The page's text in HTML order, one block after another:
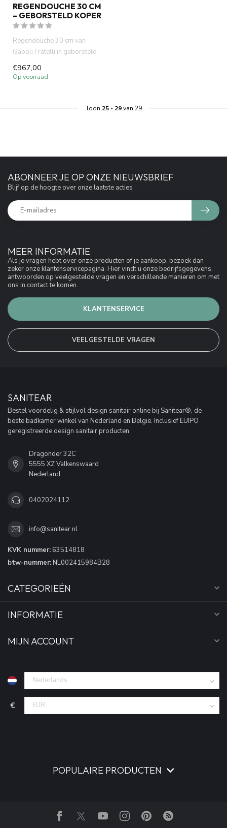
REGENDOUCHE 30 CM
– GEBORSTELD KOPER
Regendouche 30 cm van
Gaboli Fratelli in geborsteld
koper. Volledig RVS 316 met ...
€967,00
Op voorraad
Toon 25- 29van 29
MEER INFORMATIE
Als je vragen hebt over onze producten of je aankoop, bezoek dan
zeker onze klantenservicepagina. Hier vindt u onze bedrijfsgegevens,
antwoorden op veelgestelde vragen en verschillende manieren om met
ons in contact te komen.
KLANTENSERVICE
VEELGESTELDE VRAGEN
ABONNEER JE OP ONZE NIEUWSBRIEF
Blijf op de hoogte over onze laatste acties
SANITEAR
Bestel voordelig & stijlvol design sanitair online bij Sanitear®, de
beste badkamer winkel van Nederland en België. Inclusief EUIPO
geregistreerde design sanitair producten.
Dragonder 32C
5555 XZ Valkenswaard
Nederland
0402024112
info@sanitear.nl
KVK nummer: 63514818
btw-nummer: NL002415984B28
CATEGORIEËN
INFORMATIE
MIJN ACCOUNT
€
POPULAIRE PRODUCTEN